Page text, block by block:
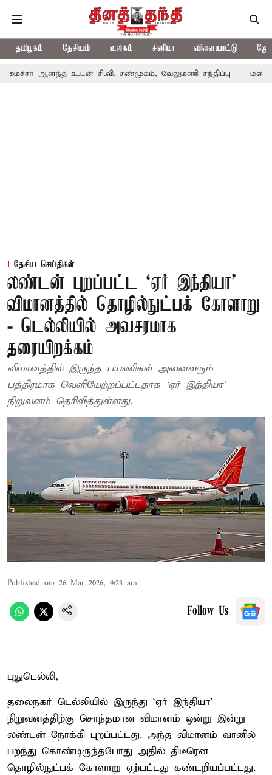
தமிழகம் தேசியம் உலகம் சினிமா விளையாட்டு
ஆனந்த் உடன் சி.வி. சண்முகம், வேலுமணி சந்திப்பு மண் வளம்
தேசிய செய்திகள்
லண்டன் புறப்பட்ட ‘ஏர் இந்தியா’
விமானத்தில் தொழில்நுட்பக் கோளாறு
- டெல்லியில் அவசரமாக
தரையிறக்கம்
விமானத்தில் இருந்த பயணிகள் அனைவரும்
பத்திரமாக வெளியேற்றப்பட்டதாக ‘ஏர் இந்தியா’
நிறுவனம் தெரிவித்துள்ளது.
Published on: 26 Mar 2026, 9:23 am
Follow Us
புதுடெல்லி,
தலைநகர் டெல்லியில் இருந்து ‘ஏர் இந்தியா’
நிறுவனத்திற்கு சொந்தமான விமானம் ஒன்று இன்று
லண்டன் நோக்கி புறப்பட்டது. அந்த விமானம் வானில்
பறந்து கொண்டிருந்தபோது அதில் திடீரென
தொழில்நுட்பக் கோளாறு ஏற்பட்டது கண்டறியப்பட்டது.